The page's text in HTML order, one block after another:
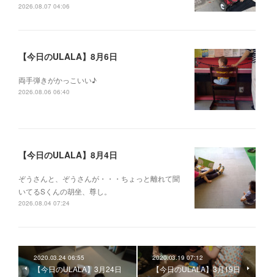
2026.08.07 04:06
【今日のULALA】8月6日
両手弾きがかっこいい♪
2026.08.06 06:40
【今日のULALA】8月4日
ぞうさんと、ぞうさんが・・・ちょっと離れて聞
いてるSくんの胡坐、尊し。
2026.08.04 07:24
2020.03.24 06:55
【今日のULALA】3月24日
2020.03.19 07:12
【今日のULALA】3月19日